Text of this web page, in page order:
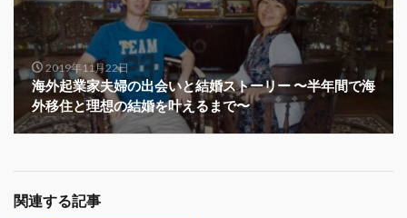
2019年11月22日
海外起業家夫婦の出会いと結婚ストーリー 〜半年間で海
外移住と理想の結婚を叶えるまで〜
関連する記事